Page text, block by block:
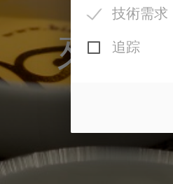
技術需求
追踪
來自